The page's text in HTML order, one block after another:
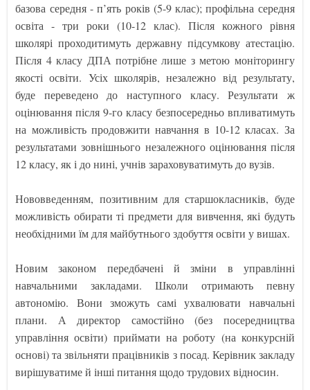
базова середня - п’ять років (5-9 клас); профільна середня
освіта - три роки (10-12 клас). Після кожного рівня
школярі проходитимуть державну підсумкову атестацію.
Після 4 класу ДПА потрібне лише з метою моніторингу
якості освіти. Усіх школярів, незалежно від результату,
буде переведено до наступного класу. Результати ж
оцінювання після 9-го класу безпосередньо впливатимуть
на можливість продовжити навчання в 10-12 класах. За
результатами зовнішнього незалежного оцінювання після
12 класу, як і до нині, учнів зараховуватимуть до вузів.
Нововведенням, позитивним для старшокласників, буде
можливість обирати ті предмети для вивчення, які будуть
необхідними їм для майбутнього здобуття освіти у вишах.
Новим законом передбачені й зміни в управлінні
навчальними закладами. Школи отримають певну
автономію. Вони зможуть самі ухвалювати навчальні
плани. А директор самостійно (без посередництва
управління освіти) приймати на роботу (на конкурсній
основі) та звільняти працівників з посад. Керівник закладу
вирішуватиме й інші питання щодо трудових відносин.